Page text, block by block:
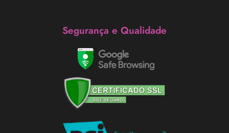
Segurança e Qualidade